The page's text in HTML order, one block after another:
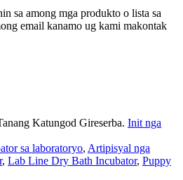
sa among mga produkto o lista sa
email kanamo ug kami makontak
Katungod Gireserba. Init nga
sa laboratoryo, Artipisyal nga
, Lab Line Dry Bath Incubator, Puppy